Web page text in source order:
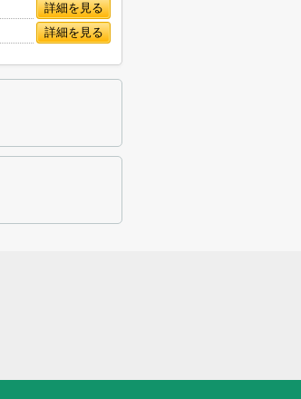
詳細を見る
詳細を見る